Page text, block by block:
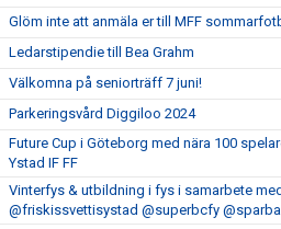
Glöm inte att anmäla er till MFF
Ledarstipendie till Bea Grahm
Välkomna på seniorträff 7 juni!
Parkeringsvård Diggiloo 2024
Future Cup i Göteborg med nära 100
Ystad IF FF
Vinterfys & utbildning i fys i samarbete med
@friskissvettisystad @superbcfy